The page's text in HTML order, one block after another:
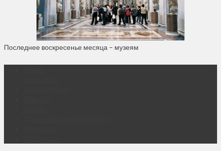
Последнее воскресенье месяца – музеям